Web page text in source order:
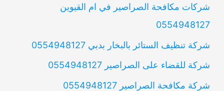
شركات مكافحة الصراصير في ام القيوين
0554948127
شركة تنظيف الستائر بالبخار بدبي 0554948127
شركة للقضاء على الصراصير 0554948127
شركة مكافحة الصراصير 0554948127